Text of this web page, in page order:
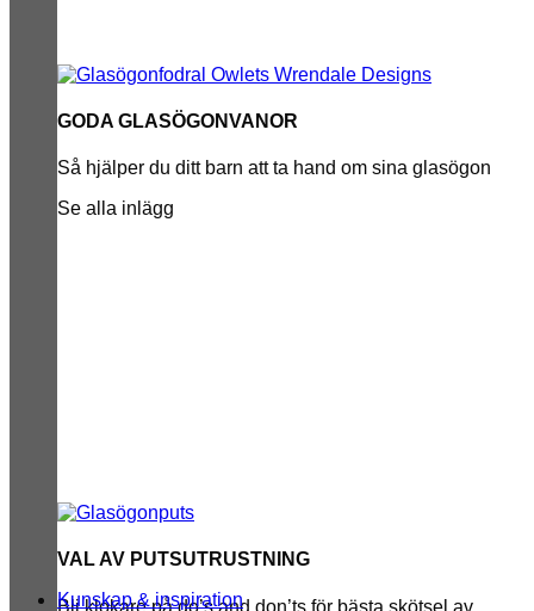
GODA GLASÖGONVANOR
Så hjälper du ditt barn att ta hand om sina glasögon
Se alla inlägg
VAL AV PUTSUTRUSTNING
Bli klokare på do’s and don’ts för bästa skötsel av
Kunskap & inspiration